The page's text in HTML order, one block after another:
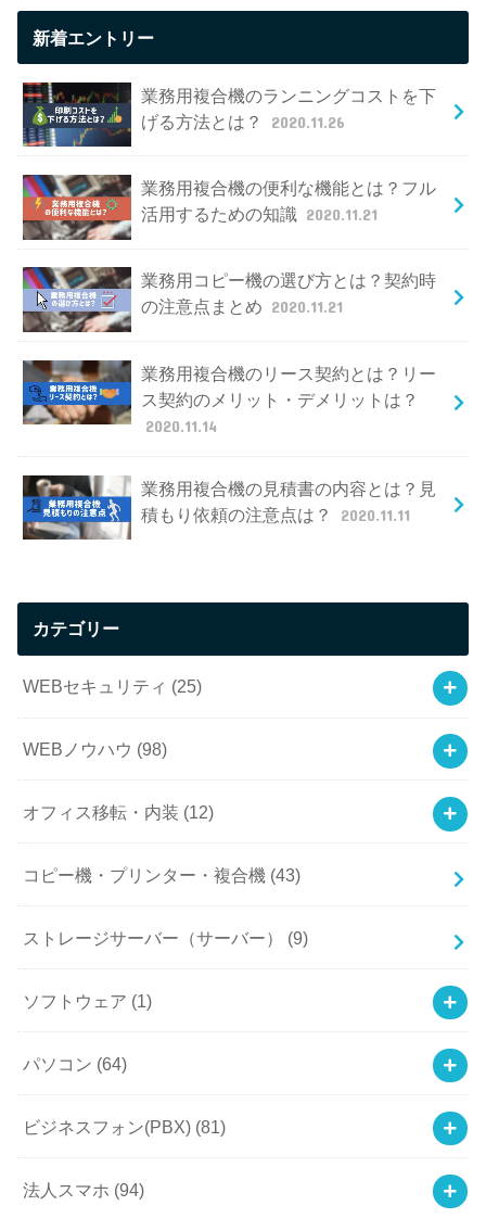
新着エントリー
業務用複合機のランニングコストを下
げる方法とは？
2020.11.26
業務用複合機の便利な機能とは？フル
活用するための知識 2020.11.21
業務用コピー機の選び方とは？契約時
の注意点まとめ 2020.11.21
業務用複合機のリース契約とは？リー
ス契約のメリット・デメリットは？
2020.11.14
業務用複合機の見積書の内容とは？見
積もり依頼の注意点は？
2020.11.11
カテゴリー
WEBセキュリティ (25)
WEBノウハウ (98)
オフィス移転・内装 (12)
コピー機・プリンター・複合機 (43)
ストレージサーバー（サーバー） (9)
ソフトウェア (1)
パソコン (64)
ビジネスフォン(PBX) (81)
法人スマホ (94)